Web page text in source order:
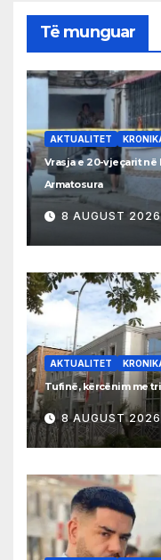
Të munguar
AKTUALITET
Vrasja e 20-vjeçarit në
Armatosura
8 AUGUST
AKTUALITET
Tufinë, kërcënim me
8 AUGUST 2026